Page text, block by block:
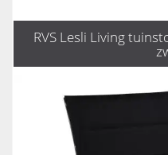
RVS Lesli Living